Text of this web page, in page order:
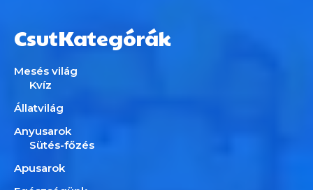
CsutKategórák
Mesés világ
Kvíz
Állatvilág
Anyusarok
Sütés-főzés
Apusarok